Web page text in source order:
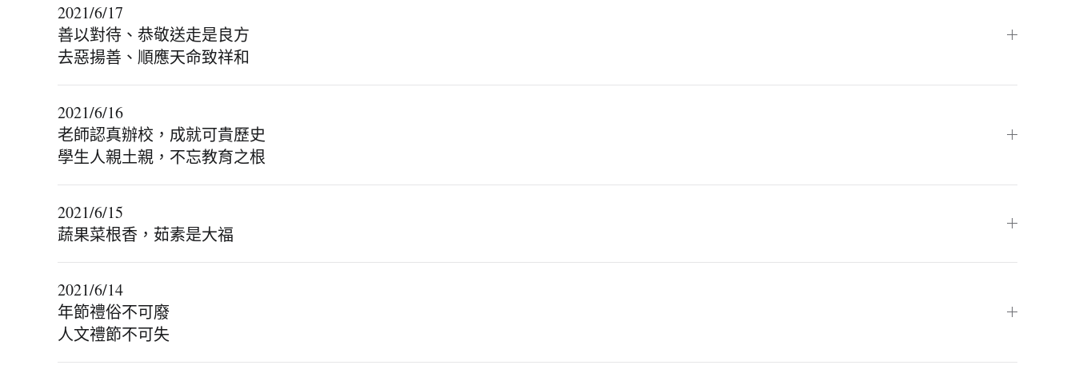
2021/6/17
善以對待、恭敬送走是良方
去惡揚善、順應天命致祥和
2021/6/16
老師認真辦校，成就可貴歷史
學生人親土親，不忘教育之根
2021/6/15
蔬果菜根香，茹素是大福
2021/6/14
年節禮俗不可廢
人文禮節不可失